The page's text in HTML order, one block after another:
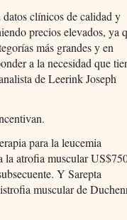
datos clínicos de calidad y
precios elevados, ya
más grandes y en
a la necesidad que
de Leerink Joseph
para la leucemia
la atrofia muscular
Y Sarepta
muscular de